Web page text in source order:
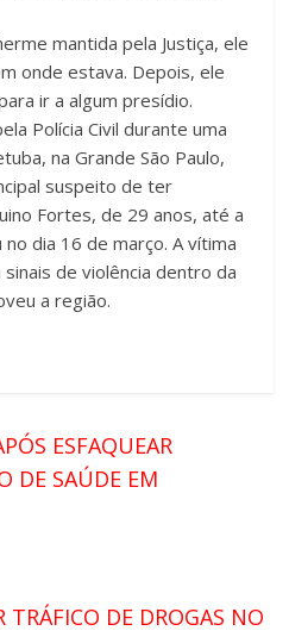
mantida pela Justiça, ele
onde estava. Depois, ele
ir a algum presídio.
Polícia Civil durante uma
na Grande São Paulo,
suspeito de ter
Fortes, de 29 anos, até a
dia 16 de março. A vítima
de violência dentro da
a região.
ESFAQUEAR
DE SAÚDE EM
DE DROGAS NO